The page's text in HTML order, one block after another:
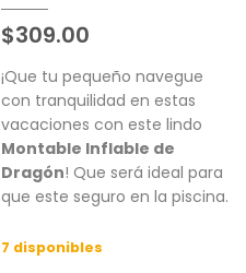
$309.00
¡Que tu pequeño navegue
con tranquilidad en estas
vacaciones con este lindo
Montable Inflable de
Dragón! Que será ideal para
que este seguro en la piscina.
7 disponibles